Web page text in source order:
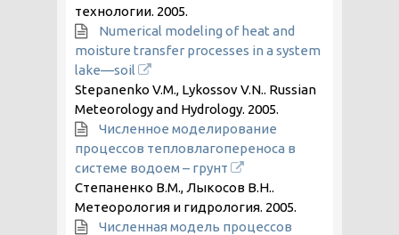
технологии. 2005.
Numerical modeling of heat and
moisture transfer processes in a system
lake—soil
Stepanenko V.M., Lykossov V.N.. Russian
Meteorology and Hydrology. 2005.
Численное моделирование
процессов тепловлагопереноса в
системе водоем – грунт
Степаненко В.М., Лыкосов В.Н..
Метеорология и гидрология. 2005.
Численная модель процессов